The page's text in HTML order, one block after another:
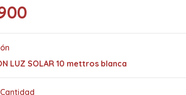
LUZ SOLAR 10 mettros blanca
Cantidad